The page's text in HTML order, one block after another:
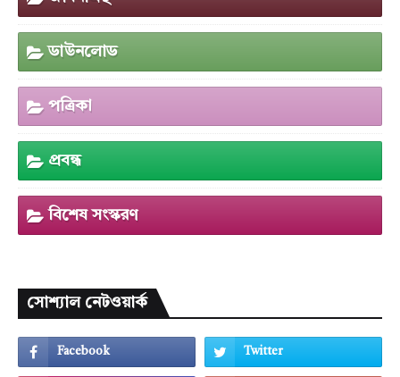
ডাউনলোড
পত্রিকা
প্রবন্ধ
বিশেষ সংস্করণ
সোশ্যাল নেটওয়ার্ক